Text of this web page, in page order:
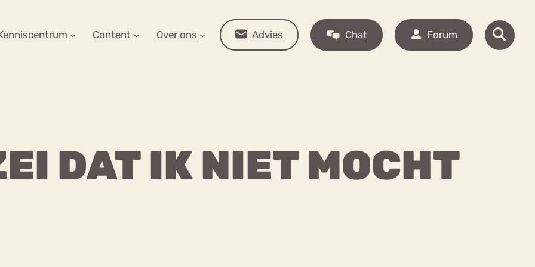
Content Over ons Advies Chat Forum
DAT IK NIET MOCHT
OP ZOEK?